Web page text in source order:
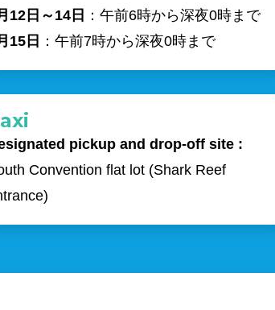
12日～14日 ：午前6時から深夜0時まで
15日 ：午前7時から深夜0時まで
pickup and drop-off site :
Convention flat lot (Shark Reef